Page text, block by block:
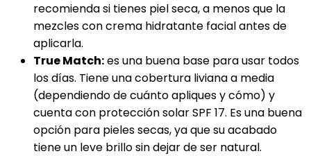
recomienda si tienes piel seca, a menos que la
mezcles con crema hidratante facial antes de
aplicarla.
True Match:es una buena base para usar todos
los días. Tiene una cobertura liviana a media
(dependiendo de cuánto apliques y cómo) y
cuenta con protección solar SPF 17. Es una buena
opción para pieles secas, ya que su acabado
tiene un leve brillo sin dejar de ser natural.